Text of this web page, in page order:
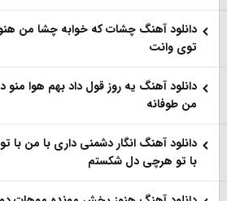
دانلود آهنگ چشات که خوابه چشا من
توی وانت
دانلود آهنگ یه روز قول داد بهم هوا منو
من طوفانه
دانلود آهنگ انگار دشمنی داری با من با
با تو هرچی دل شکستم